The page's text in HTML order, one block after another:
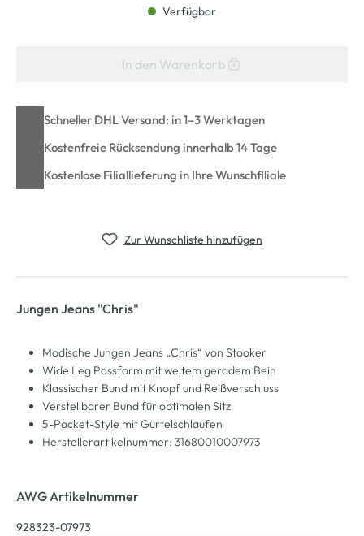
Verfügbar
In den Warenkorb
Schneller DHL Versand: in 1–3 Werktagen
Kostenfreie Rücksendung innerhalb 14 Tage
Kostenlose Filiallieferung in Ihre Wunschfiliale
Zur Wunschliste hinzufügen
Jungen Jeans "Chris"
Modische Jungen Jeans „Chris“ von Stooker
Wide Leg Passform mit weitem geradem Bein
Klassischer Bund mit Knopf und Reißverschluss
Verstellbarer Bund für optimalen Sitz
5-Pocket-Style mit Gürtelschlaufen
Herstellerartikelnummer: 31680010007973
AWG Artikelnummer
928323-07973